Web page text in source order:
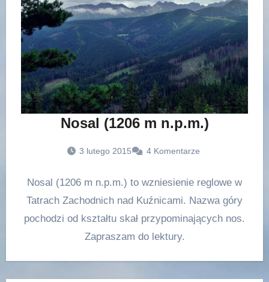
Nosal (1206 m n.p.m.)
3 lutego 2015 4 Komentarze
Nosal (1206 m n.p.m.) to wzniesienie reglowe w
Tatrach Zachodnich nad Kuźnicami. Nazwa góry
pochodzi od kształtu skał przypominających nos.
Zapraszam do lektury.